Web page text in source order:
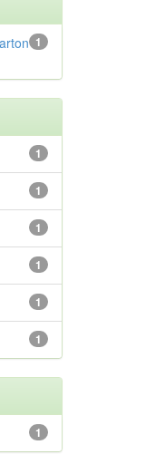
1
1
1
1
1
1
1
1